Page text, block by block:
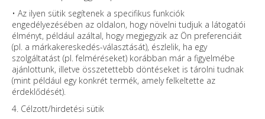
• Az ilyen sütik segítenek a specifikus funkciók
engedélyezésében az oldalon, hogy növelni tudjuk a látogatói
élményt, például azáltal, hogy megjegyzik az Ön preferenciáit
(pl. a márkakereskedés-választását), észlelik, ha egy
szolgáltatást (pl. felméréseket) korábban már a figyelmébe
ajánlottunk, illetve összetettebb döntéseket is tárolni tudnak
(mint például egy konkrét termék, amely felkeltette az
érdeklődését).
4. Célzott/hirdetési sütik